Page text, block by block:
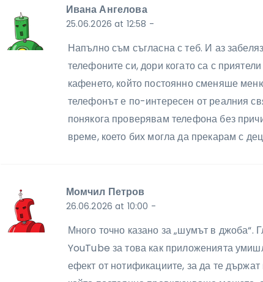
Ивана Ангелова
25.06.2026 at 12:58 -
Напълно съм съгласна с теб. И аз
телефоните си, дори когато са с
кафенето, който постоянно сменяше
телефонът е по-интересен от реалния
понякога проверявам телефона без
време, което бих могла да прекарам с
Момчил Петров
26.06.2026 at 10:00 -
Много точно казано за „шумът в джоба“.
YouTube за това как приложенията
ефект от нотификациите, за да те